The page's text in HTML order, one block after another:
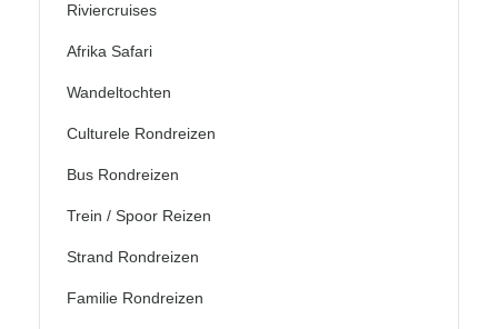
Riviercruises
Afrika Safari
Wandeltochten
Culturele Rondreizen
Bus Rondreizen
Trein / Spoor Reizen
Strand Rondreizen
Familie Rondreizen